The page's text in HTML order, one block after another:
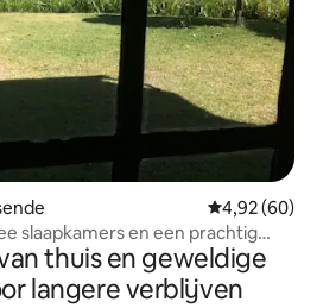
Gemiddelde
4,92 (60)
slaapkamers en een prachtig
thuis en geweldige
langere verblijven